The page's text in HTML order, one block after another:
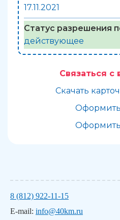
17.11.2021
Статус разрешения
действующее
Связаться с
Скачать
8 (812) 922-11-15
E-mail: info@40km.ru